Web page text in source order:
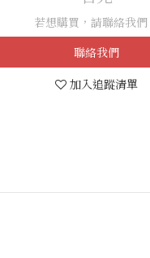
若想購買，請聯絡我們
聯絡我們
加入追蹤清單